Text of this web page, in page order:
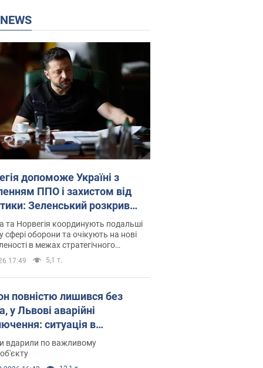
NEWS
допоможе Україні з
ППО і захистом від
Зеленський розкрив
та Норвегія координують подальші
сфері оборони та очікують на нові
в межах стратегічного
17:49 5,1 т.
повністю лишився без
у Львові аварійні
ситуація в
6 серпня
вдарили по важливому